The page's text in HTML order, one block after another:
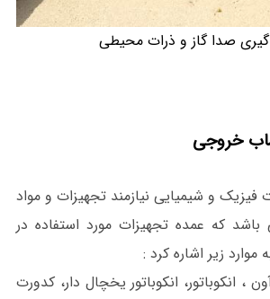
گیری صدا گاز و ذرات محیطی
و شیمیایی نیازمند تجهیزات و مواد
که عمده تجهیزات مورد استفاده در
زیر اشاره کرد :
، انکوباتور، انکوباتور یخچال دار، کدورت